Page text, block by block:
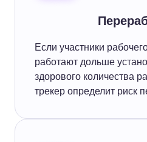
Если участники
работают дольше
здорового количества
трекер определит риск